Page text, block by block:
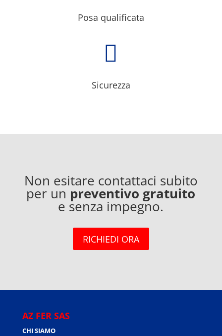
Posa qualificata

Sicurezza
Non esitare contattaci subito
per un preventivo gratuito
e senza impegno.
RICHIEDI ORA
AZ FER SAS
CHI SIAMO